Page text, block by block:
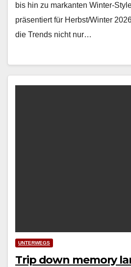
bis hin zu markan­ten Win­ter-
präsen­tiert für Herbst/Winter
die Trends nicht nur…
UNTERWEGS
Trip down memory